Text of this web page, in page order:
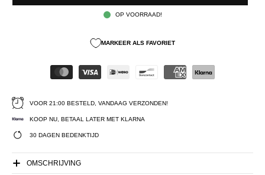
OP VOORRAAD!
MARKEER ALS FAVORIET
VOOR 21:00 BESTELD, VANDAAG VERZONDEN!
KOOP NU, BETAAL LATER MET KLARNA
30 DAGEN BEDENKTIJD
OMSCHRIJVING